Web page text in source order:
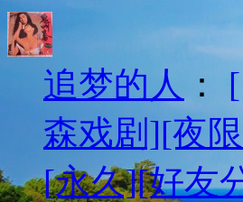
追梦的人 ：
森戏剧][夜
[永久][好友